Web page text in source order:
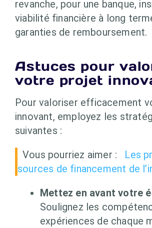
revanche, pour une banque,
viabilité financière à long
garanties de remboursement.
Astuces pour
votre projet
Pour valoriser efficacement
innovant, employez les
suivantes :
Vous pourriez aimer :
Les
sources de financement de
Mettez en avant votre
Soulignez les
expériences de chaque